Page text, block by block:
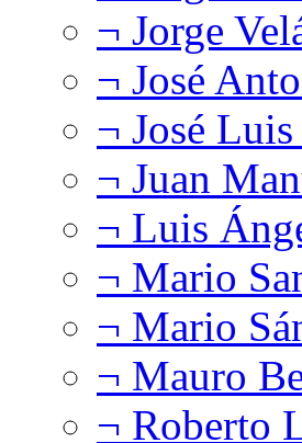
¬ Jorge
¬ José
¬ José
¬ Juan
¬ Luis
¬ Mario
¬ Mario
¬ Mauro
¬ Roberto